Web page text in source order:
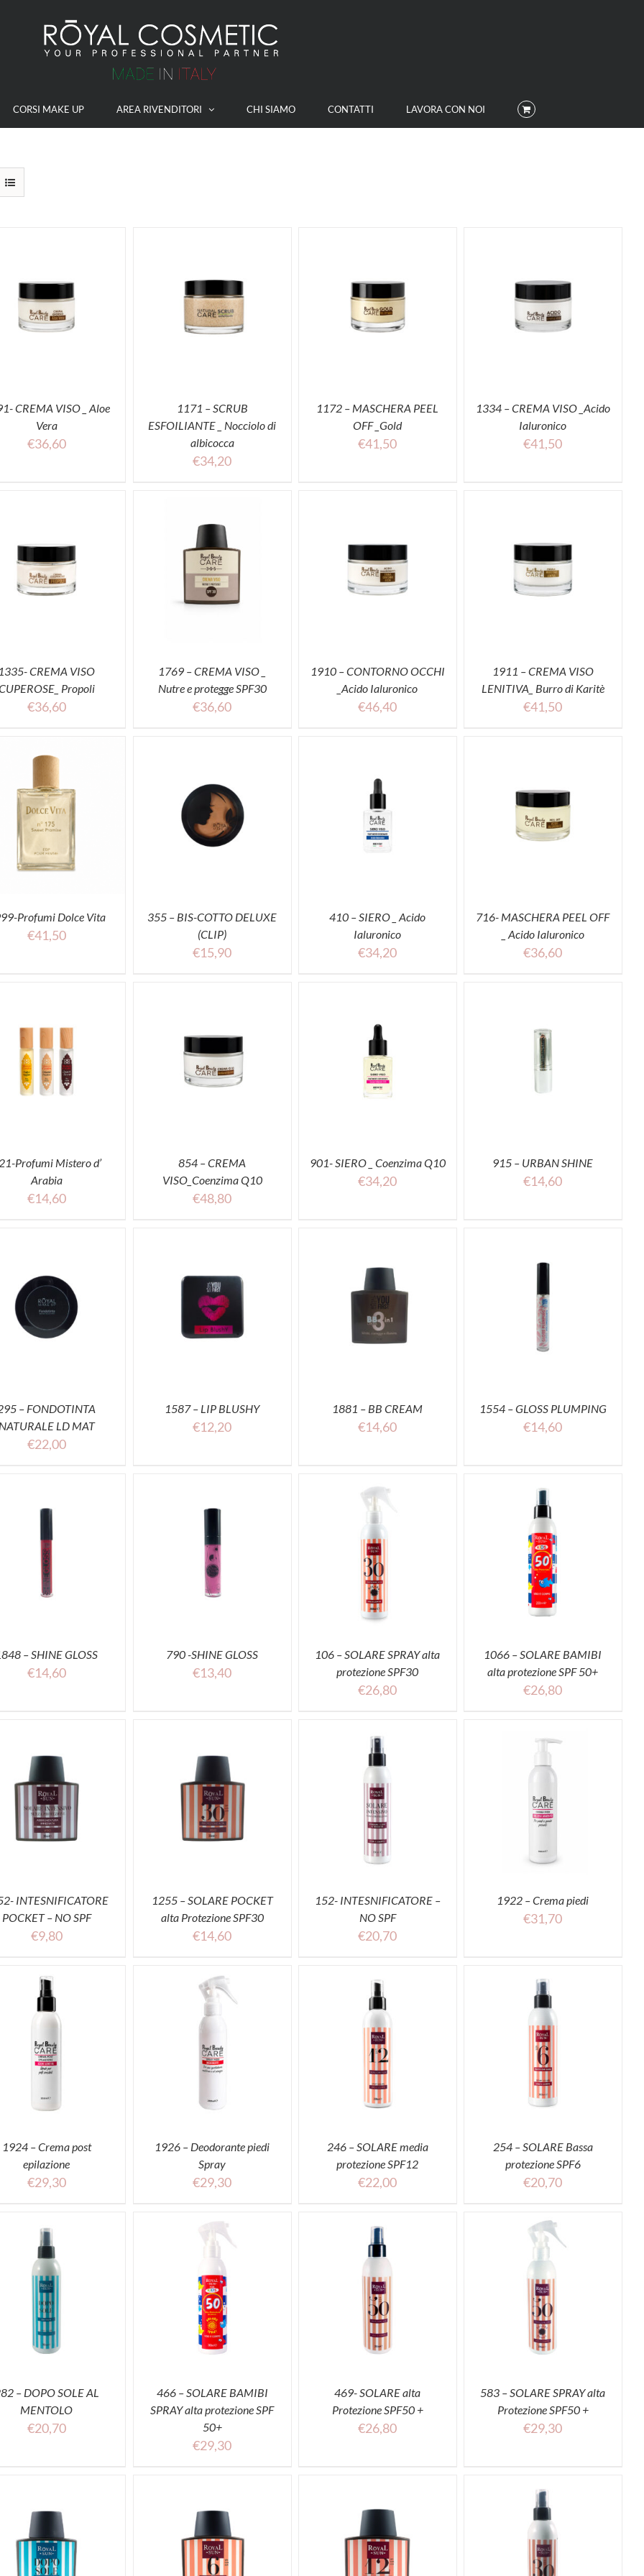
CORSI MAKE UP AREA RIVENDITORI CHI SIAMO CONTATTI LAVORA CON NOI
CREMA VISO _ Aloe
Vera
€36,60
ACQUISTA
1171 – SCRUB
ESFOILIANTE _ Nocciolo di
albicocca
€34,20
ACQUISTA
1172 – MASCHERA PEEL
OFF _Gold
€41,50
ACQUISTA
1334 – CREMA VISO _Acido
Ialuronico
€41,50
1335- CREMA VISO
Propoli
€36,60
ACQUISTA
1769 – CREMA VISO _
Nutre e protegge SPF30
€36,60
ACQUISTA
1910 – CONTORNO OCCHI
_Acido Ialuronico
€46,40
ACQUISTA
1911 – CREMA VISO
LENITIVA_ Burro di Karitè
€41,50
Profumi Dolce Vita
€41,50
SELECT OPTIONS
ACQUISTA
355 – BIS-COTTO DELUXE
(CLIP)
€15,90
ACQUISTA
410 – SIERO _ Acido
Ialuronico
€34,20
ACQUISTA
716- MASCHERA PEEL OFF
_ Acido Ialuronico
€36,60
Profumi Mistero d’
Arabia
€14,60
ACQUISTA
854 – CREMA
VISO_Coenzima Q10
€48,80
ACQUISTA
901- SIERO _ Coenzima Q10
€34,20
ACQUISTA
915 – URBAN SHINE
€14,60
– FONDOTINTA
NATURALE LD MAT
€22,00
SELECT OPTIONS
ACQUISTA
1587 – LIP BLUSHY
€12,20
SELECT OPTIONS
ACQUISTA
1881 – BB CREAM
€14,60
ACQUISTA
1554 – GLOSS PLUMPING
€14,60
– SHINE GLOSS
€14,60
SELECT OPTIONS
ACQUISTA
790 -SHINE GLOSS
€13,40
ACQUISTA
106 – SOLARE SPRAY alta
protezione SPF30
€26,80
ACQUISTA
1066 – SOLARE BAMIBI
alta protezione SPF 50+
€26,80
INTESNIFICATORE
POCKET – NO SPF
€9,80
ACQUISTA
1255 – SOLARE POCKET
alta Protezione SPF30
€14,60
ACQUISTA
152- INTESNIFICATORE –
NO SPF
€20,70
ACQUISTA
1922 – Crema piedi
€31,70
1924 – Crema post
epilazione
€29,30
ACQUISTA
1926 – Deodorante piedi
Spray
€29,30
ACQUISTA
246 – SOLARE media
protezione SPF12
€22,00
ACQUISTA
254 – SOLARE Bassa
protezione SPF6
€20,70
– DOPO SOLE AL
MENTOLO
€20,70
ACQUISTA
466 – SOLARE BAMIBI
SPRAY alta protezione SPF
50+
€29,30
ACQUISTA
469- SOLARE alta
Protezione SPF50 +
€26,80
ACQUISTA
583 – SOLARE SPRAY alta
Protezione SPF50 +
€29,30
ACQUISTA ACQUISTA ACQUISTA